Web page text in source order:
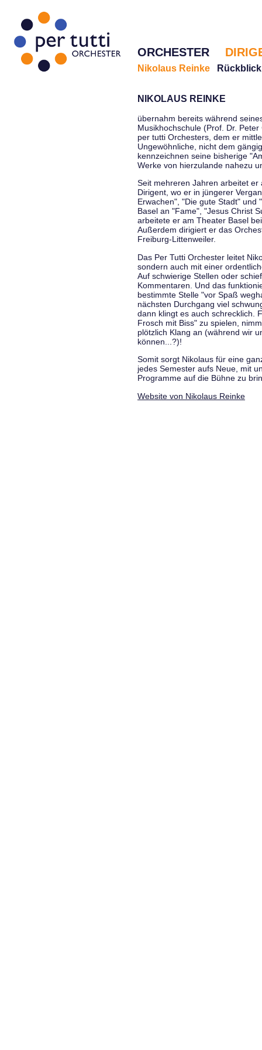
ORCHESTER
Nikolaus Reinke Rückblick
NIKOLAUS REINKE
übernahm bereits während
Musikhochschule (Prof. Dr.
per tutti Orchesters, dem er
Ungewöhnliche, nicht dem
kennzeichnen seine bisherige
Werke von hierzulande nahezu
Seit mehreren Jahren arbeitet
Dirigent, wo er in jüngerer
Erwachen", "Die gute Stadt" und
Basel an "Fame", "Jesus Christ
arbeitete er am Theater Basel
Außerdem dirigiert er das
Freiburg-Littenweiler.
Das Per Tutti Orchester leitet
sondern auch mit einer
Auf schwierige Stellen oder
Kommentaren. Und das
bestimmte Stelle "vor Spaß
nächsten Durchgang viel
dann klingt es auch schrecklich.
Frosch mit Biss" zu spielen,
plötzlich Klang an (während wir
können...?)!
Somit sorgt Nikolaus für eine
jedes Semester aufs Neue, mit
Programme auf die Bühne zu
Website von Nikolaus Reinke